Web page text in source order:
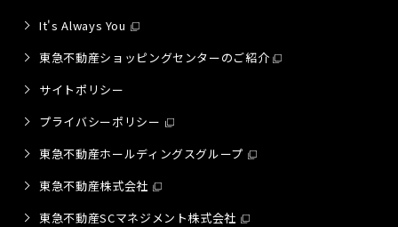
It's Always You
東急不動産ショッピングセンターのご紹介
サイトポリシー
プライバシーポリシー
東急不動産ホールディングスグループ
東急不動産株式会社
東急不動産SCマネジメント株式会社